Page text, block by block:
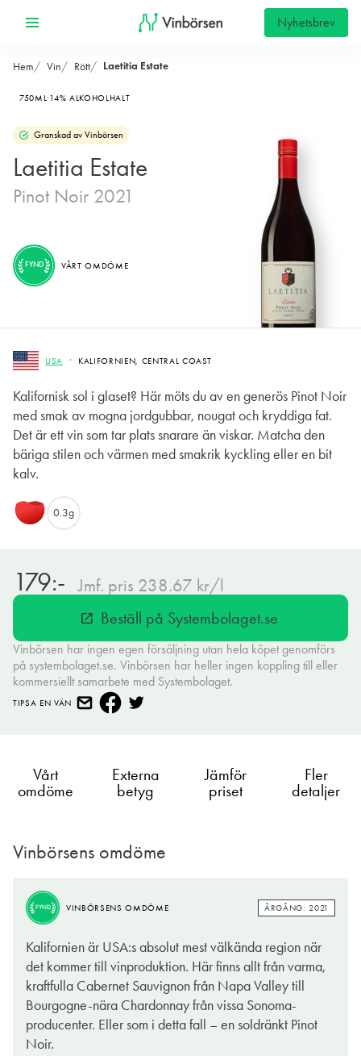
Nyhetsbrev
Hem Vin Rött Laetitia Estate
750ML 14% ALKOHOLHALT
Granskad av Vinbörsen
Laetitia Estate
Pinot Noir 2021
USA KALIFORNIEN, CENTRAL COAST
Kalifornisk sol i glaset? Här möts du av en generös Pinot Noir
med smak av mogna jordgubbar, nougat och kryddiga fat.
Det är ett vin som tar plats snarare än viskar. Matcha den
bäriga stilen och värmen med smakrik kyckling eller en bit
kalv.
FYND VÅRT OMDÖME
0.3g
179:- Jmf. pris 238.67 kr/l
open_in_new Beställ på Systembolaget.se
Vinbörsen har ingen egen försäljning utan hela köpet genomförs
på systembolaget.se. Vinbörsen har heller ingen koppling till eller
kommersiellt samarbete med Systembolaget.
TIPSA EN VÄN
Vårt
omdöme
Externa
betyg
Jämför
priset
Fler
detaljer
Vinbörsens omdöme
FYND VINBÖRSENS OMDÖME ÅRGÅNG: 2021
Kalifornien är USA:s absolut mest välkända region när
det kommer till vinproduktion. Här finns allt från varma,
kraftfulla Cabernet Sauvignon från Napa Valley till
Bourgogne-nära Chardonnay från vissa Sonoma-
producenter. Eller som i detta fall – en soldränkt Pinot
Noir.
FYND VINBÖRSENS OMDÖME
exklusiva viner och är en av de äldsta druvornasom används
vid vintillverkning. Ursprunget är Bourgogne i Frankrike där de
katolska munkarna lade grunden till dess utveckling redan på
300-talet.
Druvan är mycket klimatkänslig och trivs inte där det är för